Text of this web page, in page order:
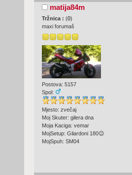
matija84m
Tržnica : (0)
maxi forumaš
Postova: 5157
Spol:
Mjesto: zvečaj
Moj Skuter: gilera dna
Moja Kaciga: vemar
MojSetup: Gilardoni 180😉
MojSpuh: SM04